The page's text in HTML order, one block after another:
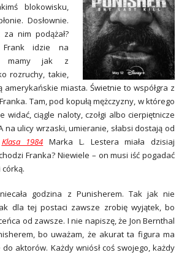
blokowisku,
Dosłownie.
nim podążał?
idzie na
mamy jak z
rozruchy, takie,
amerykańskie miasta. Świetnie to współgra z
Tam, pod kopułą mężczyzny, w którego
widać, ciągle naloty, czołgi albo cierpiętnicze
na ulicy wrzaski, umieranie, słabsi dostają od
Klasa 1984 Marka L. Lestera miała dzisiaj
Franka? Niewiele – on musi iść pogadać
godzina z Punisherem. Tak jak nie
dla tej postaci zawsze zrobię wyjątek, bo
od zawsze. I nie napiszę, że Jon Bernthal
bo uważam, że akurat ta figura ma
do aktorów. Każdy wniósł coś swojego, każdy